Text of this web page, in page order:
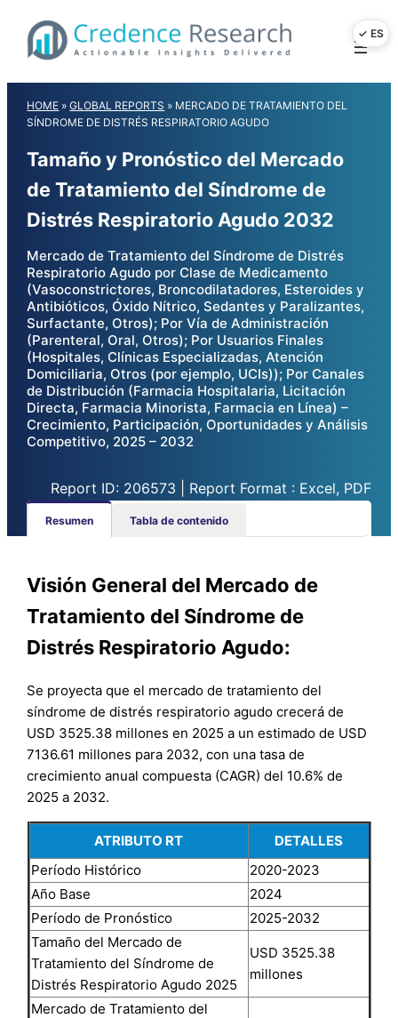
content
HOME »GLOBAL REPORTS » MERCADO DE TRATAMIENTO DEL
SÍNDROME DE DISTRÉS RESPIRATORIO AGUDO
Tamaño y Pronóstico del Mercado
de Tratamiento del Síndrome de
Distrés Respiratorio Agudo 2032
Mercado de Tratamiento del Síndrome de Distrés
Respiratorio Agudo por Clase de Medicamento
(Vasoconstrictores, Broncodilatadores, Esteroides y
Antibióticos, Óxido Nítrico, Sedantes y Paralizantes,
Surfactante, Otros); Por Vía de Administración
(Parenteral, Oral, Otros); Por Usuarios Finales
(Hospitales, Clínicas Especializadas, Atención
Domiciliaria, Otros (por ejemplo, UCIs)); Por Canales
de Distribución (Farmacia Hospitalaria, Licitación
Directa, Farmacia Minorista, Farmacia en Línea) –
Crecimiento, Participación, Oportunidades y Análisis
Competitivo, 2025 – 2032
Report ID: 206573 | Report Format : Excel, PDF
Resumen Tabla de contenido
Visión General del Mercado de
Tratamiento del Síndrome de
Distrés Respiratorio Agudo:
Se proyecta que el mercado de tratamiento del
síndrome de distrés respiratorio agudo crecerá de
USD 3525.38 millones en 2025 a un estimado de USD
7136.61 millones para 2032, con una tasa de
crecimiento anual compuesta (CAGR) del 10.6% de
2025 a 2032.
ATRIBUTO RT
DETALLES
Período Histórico
2020-2023
Año Base
2024
Período de Pronóstico
2025-2032
Tamaño del Mercado de
Tratamiento del Síndrome de
Distrés Respiratorio Agudo 2025
USD 3525.38
millones
Mercado de Tratamiento del